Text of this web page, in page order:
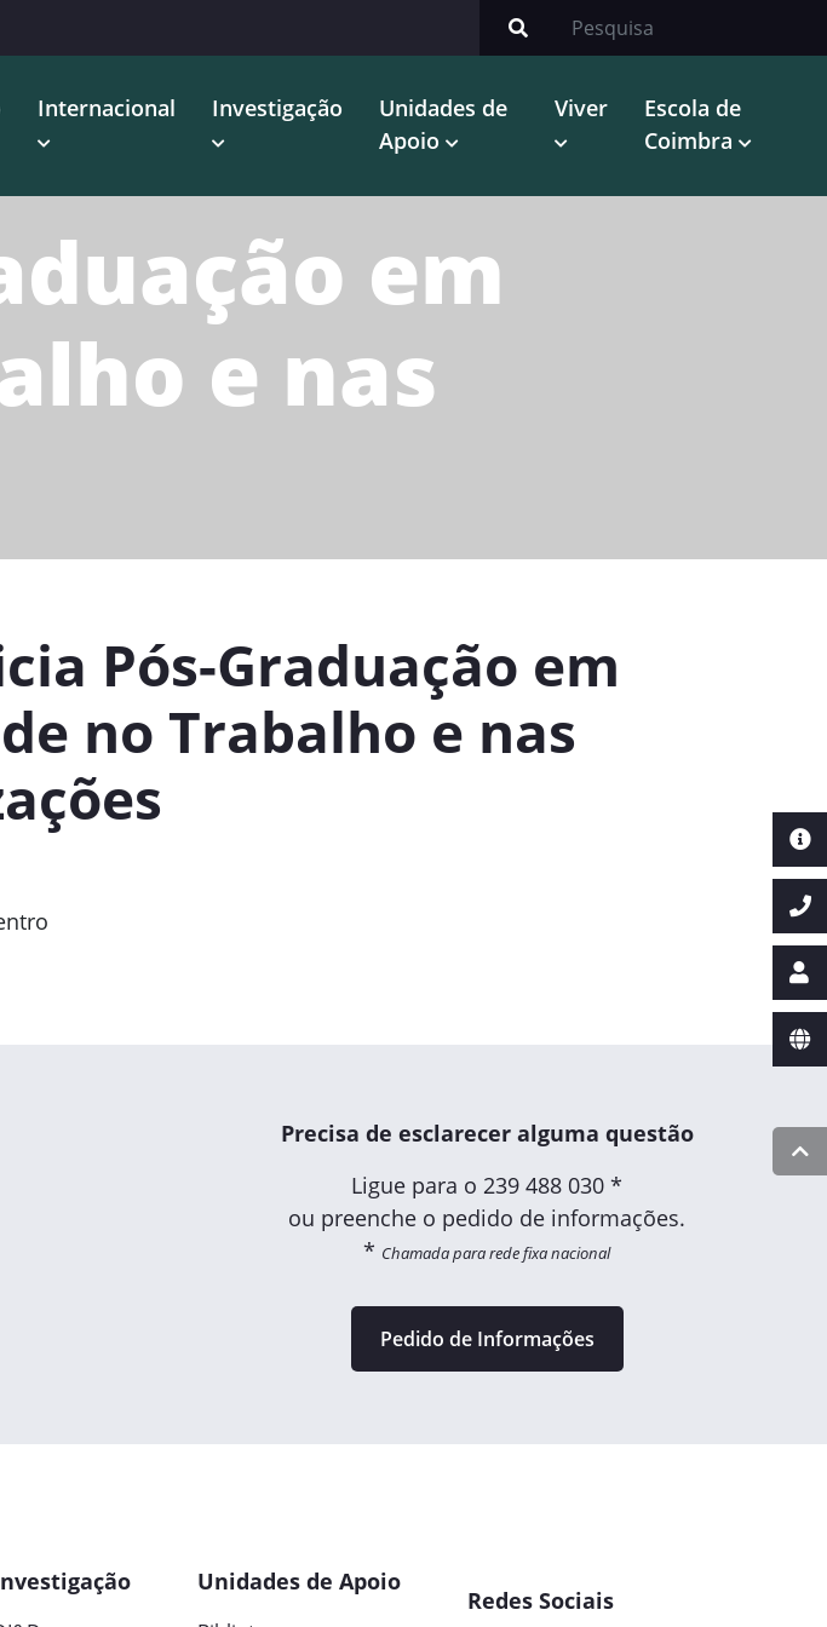
Internacional Investigação
Unidades de
Apoio
Viver
Escola de
Coimbra
em
e nas
Pós-Graduação em
no Trabalho e nas
Precisa de esclarecer alguma questão
Ligue para o239 488 030 *
ou preenche o pedido de informações.
* Chamada para rede fixa nacional
Pedido de Informações
Unidades de Apoio
Redes Sociais